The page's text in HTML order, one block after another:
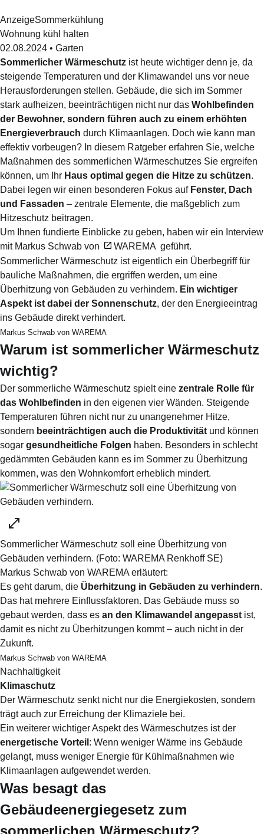
AnzeigeSommerkühlung
Wohnung kühl halten
02.08.2024 • Garten
Sommerlicher Wärmeschutz ist heute wichtiger denn je, da
steigende Temperaturen und der Klimawandel uns vor neue
Herausforderungen stellen. Gebäude, die sich im Sommer
stark aufheizen, beeinträchtigen nicht nur das Wohlbefinden
der Bewohner, sondern führen auch zu einem erhöhten
Energieverbrauch durch Klimaanlagen. Doch wie kann man
effektiv vorbeugen? In diesem Ratgeber erfahren Sie, welche
Maßnahmen des sommerlichen Wärmeschutzes Sie ergreifen
können, um Ihr Haus optimal gegen die Hitze zu schützen.
Dabei legen wir einen besonderen Fokus auf Fenster, Dach
und Fassaden – zentrale Elemente, die maßgeblich zum
Hitzeschutz beitragen.
Um Ihnen fundierte Einblicke zu geben, haben wir ein Interview
mit Markus Schwab von
WAREMA geführt.
Sommerlicher Wärmeschutz ist eigentlich ein Überbegriff für
bauliche Maßnahmen, die ergriffen werden, um eine
Überhitzung von Gebäuden zu verhindern. Ein wichtiger
Aspekt ist dabei der Sonnenschutz, der den Energieeintrag
ins Gebäude direkt verhindert.
Markus Schwab von WAREMA
Warum ist sommerlicher Wärmeschutz
wichtig?
Der sommerliche Wärmeschutz spielt eine zentrale Rolle für
das Wohlbefinden in den eigenen vier Wänden. Steigende
Temperaturen führen nicht nur zu unangenehmer Hitze,
sondern beeinträchtigen auch die Produktivität und können
sogar gesundheitliche Folgen haben. Besonders in schlecht
gedämmten Gebäuden kann es im Sommer zu Überhitzung
kommen, was den Wohnkomfort erheblich mindert.
Sommerlicher Wärmeschutz soll eine Überhitzung von
Gebäuden verhindern. (Foto: WAREMA Renkhoff SE)
Markus Schwab von WAREMA erläutert:
Es geht darum, die Überhitzung in Gebäuden zu verhindern.
Das hat mehrere Einflussfaktoren. Das Gebäude muss so
gebaut werden, dass es an den Klimawandel angepasst ist,
damit es nicht zu Überhitzungen kommt – auch nicht in der
Zukunft.
Markus Schwab von WAREMA
Nachhaltigkeit
Klimaschutz
Der Wärmeschutz senkt nicht nur die Energiekosten, sondern
trägt auch zur Erreichung der Klimaziele bei.
Ein weiterer wichtiger Aspekt des Wärmeschutzes ist der
energetische Vorteil : Wenn weniger Wärme ins Gebäude
gelangt, muss weniger Energie für Kühlmaßnahmen wie
Klimaanlagen aufgewendet werden.
Was besagt das
Gebäudeenergiegesetz zum
sommerlichen Wärmeschutz?